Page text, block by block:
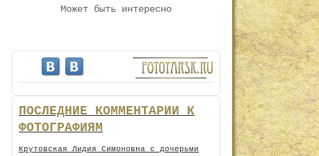
Может быть интересно
ПОСЛЕДНИЕ КОММЕНТАРИИ К
ФОТОГРАФИЯМ
Крутовская Лидия Симоновна с дочерьми